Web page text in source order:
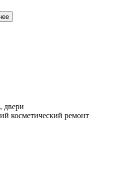
двери
косметический ремонт